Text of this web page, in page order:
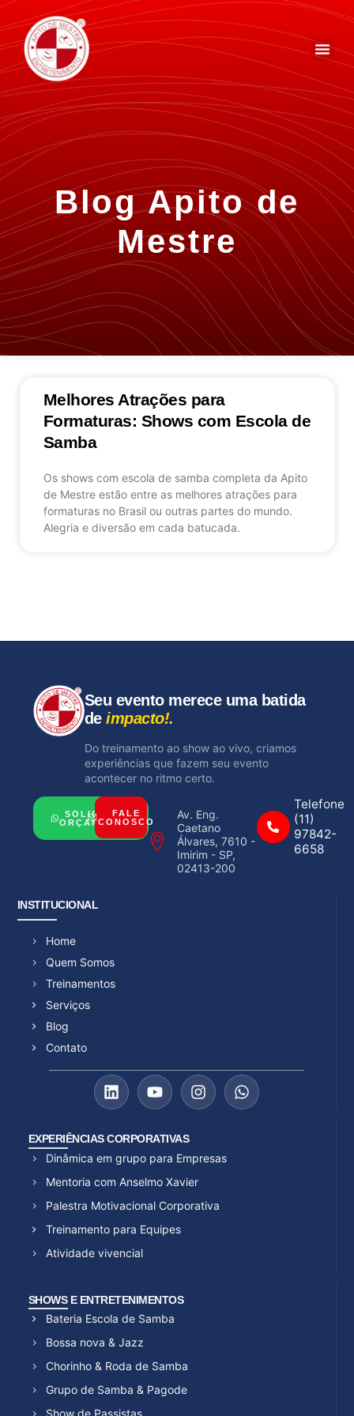
Blog Apito de
Mestre
Melhores Atrações para
Formaturas: Shows com Escola de
Samba
Os shows com escola de samba completa da Apito
de Mestre estão entre as melhores atrações para
formaturas no Brasil ou outras partes do mundo.
Alegria e diversão em cada batucada.
Seu evento merece uma batida
deimpacto!.
Do treinamento ao show ao vivo, criamos
experiências que fazem seu evento
acontecer no ritmo certo.
SOLICITAR
ORÇAMENTO
FALE
CONOSCO
Av. Eng.
Caetano
Álvares, 7610 -
Imirim - SP,
02413-200
Telefone
(11)
97842-
6658
INSTITUCIONAL
Home
Quem Somos
Treinamentos
Serviços
Blog
Contato
EXPERIÊNCIAS CORPORATIVAS
Dinâmica em grupo para Empresas
Mentoria com Anselmo Xavier
Palestra Motivacional Corporativa
Treinamento para Equipes
Atividade vivencial
SHOWS E ENTRETENIMENTOS
Bateria Escola de Samba
Bossa nova & Jazz
Chorinho & Roda de Samba
Grupo de Samba & Pagode